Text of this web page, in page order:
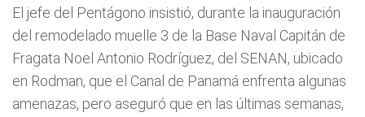
El jefe del Pentágono insistió, durante la inauguración
del remodelado muelle 3 de la Base Naval Capitán de
Fragata Noel Antonio Rodríguez, del SENAN, ubicado
en Rodman, que el Canal de Panamá enfrenta algunas
amenazas, pero aseguró que en las últimas semanas,